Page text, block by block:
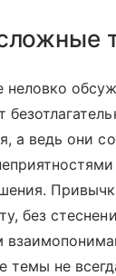
а ведь они
без
не